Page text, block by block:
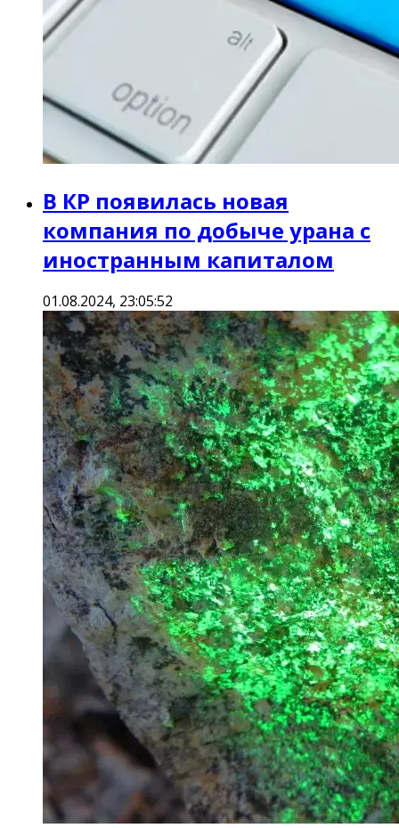
В КР появилась новая
компания по добыче урана с
иностранным капиталом
01.08.2024, 23:05:52